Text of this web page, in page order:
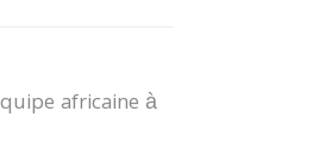
africaine à